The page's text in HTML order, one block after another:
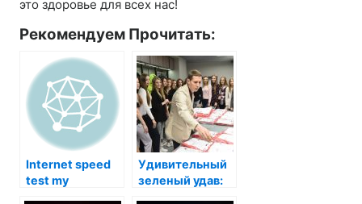
это здоровье для всех нас!
Рекомендуем Прочитать:
Internet speed
test my
Удивительный
зеленый удав: